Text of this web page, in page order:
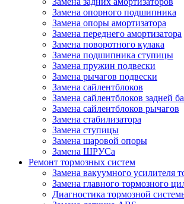
Замена опорного подшипника
Замена опоры амортизатора
Замена переднего амортизатора
Замена поворотного кулака
Замена подшипника ступицы
Замена пружин подвески
Замена рычагов подвески
Замена сайлентблоков
Замена сайлентблоков задней
Замена сайлентблоков рычагов
Замена стабилизатора
Замена ступицы
Замена шаровой опоры
Замена ШРУСа
Ремонт тормозных систем
Замена вакуумного усилителя
Замена главного тормозного
Диагностика тормозной